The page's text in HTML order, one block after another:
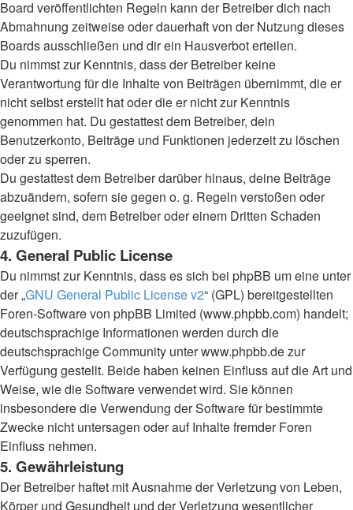
Board veröffentlichten Regeln kann der Betreiber dich nach
Abmahnung zeitweise oder dauerhaft von der Nutzung dieses
Boards ausschließen und dir ein Hausverbot erteilen.
Du nimmst zur Kenntnis, dass der Betreiber keine
Verantwortung für die Inhalte von Beiträgen übernimmt, die er
nicht selbst erstellt hat oder die er nicht zur Kenntnis
genommen hat. Du gestattest dem Betreiber, dein
Benutzerkonto, Beiträge und Funktionen jederzeit zu löschen
oder zu sperren.
Du gestattest dem Betreiber darüber hinaus, deine Beiträge
abzuändern, sofern sie gegen o. g. Regeln verstoßen oder
geeignet sind, dem Betreiber oder einem Dritten Schaden
zuzufügen.
4. General Public License
Du nimmst zur Kenntnis, dass es sich bei phpBB um eine unter
der „GNU General Public License v2“ (GPL) bereitgestellten
Foren-Software von phpBB Limited (www.phpbb.com) handelt;
deutschsprachige Informationen werden durch die
deutschsprachige Community unter www.phpbb.de zur
Verfügung gestellt. Beide haben keinen Einfluss auf die Art und
Weise, wie die Software verwendet wird. Sie können
insbesondere die Verwendung der Software für bestimmte
Zwecke nicht untersagen oder auf Inhalte fremder Foren
Einfluss nehmen.
5. Gewährleistung
Der Betreiber haftet mit Ausnahme der Verletzung von Leben,
Körper und Gesundheit und der Verletzung wesentlicher